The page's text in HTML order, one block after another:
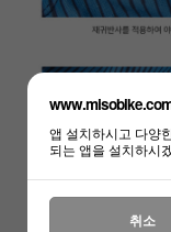
앱 설치하시고 다양
되는 앱을 설치하시
취소